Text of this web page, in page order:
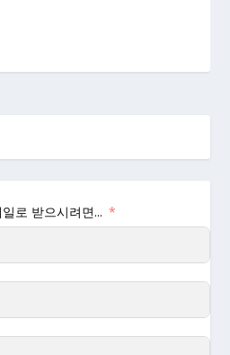
로 받으시려면...